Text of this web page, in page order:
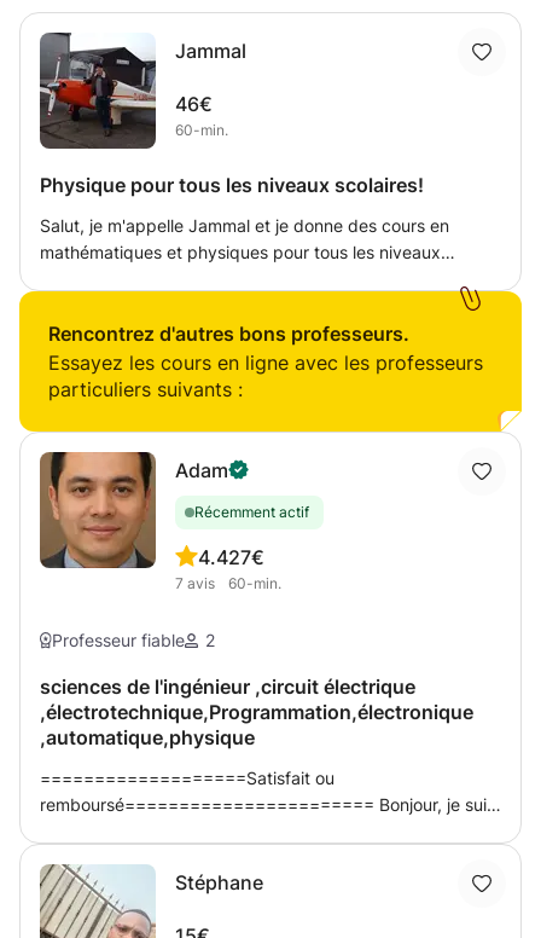
Jammal
46€
60-min.
Physique pour tous les niveaux scolaires!
Salut, je m'appelle Jammal et je donne des cours en
mathématiques et physiques pour tous les niveaux
Rencontrez d'autres bons professeurs.
Essayez les cours en ligne avec les professeurs
particuliers suivants :
Adam
Récemment actif
4.4
7 avis
27€
60-min.
Professeur fiable 2
sciences de l'ingénieur ,circuit électrique
,électrotechnique,Programmation,électronique
,automatique,physique
===================Satisfait ou
remboursé======================= Bonjour, je suis
génie électrique, je propose des cours propose dans les
sciences de l'ingénieurs l'ingénieurs
Stéphane